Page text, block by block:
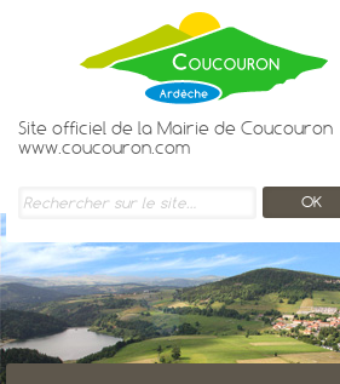
Site officiel de la Mairie de Coucouron
www.coucouron.com